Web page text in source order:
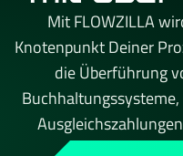
Mit FLOWZILLA
Knotenpunkt Deiner
die Überführung
Erinnerungen für